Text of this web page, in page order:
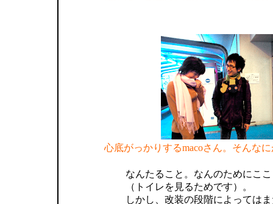
心底がっかりするmacoさん。そんな
なんたること。なんのためにこ
（トイレを見るためです）。
しかし、改装の段階によっては